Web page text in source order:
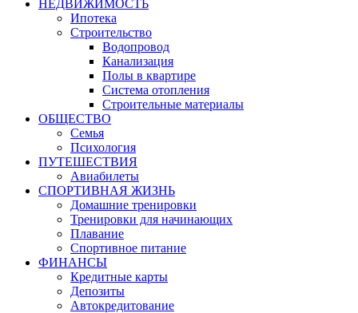
НЕДВИЖИМОСТЬ
Ипотека
Строительство
Водопровод
Канализация
Полы в квартире
Система отопления
Строительные материалы
ОБЩЕСТВО
Семья
Психология
ПУТЕШЕСТВИЯ
Авиабилеты
СПОРТИВНАЯ ЖИЗНЬ
Домашние тренировки
Тренировки для начинающих
Плавание
Спортивное питание
ФИНАНСЫ
Кредитные карты
Депозиты
Автокредитование